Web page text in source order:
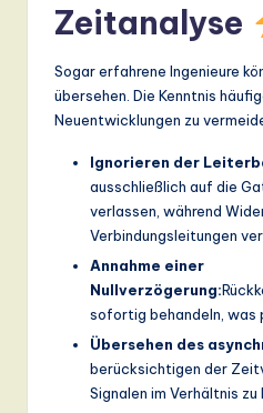
Zeitanalyse
Sogar erfahrene Ingenieure
übersehen. Die Kenntnis
Neuentwicklungen zu
Ignorieren der
ausschließlich auf die
verlassen, während
Verbindungsleitungen
Annahme einer
Nullverzögerung:
sofortig behandeln, was
Übersehen des
berücksichtigen der
Signalen im Verhältnis zu